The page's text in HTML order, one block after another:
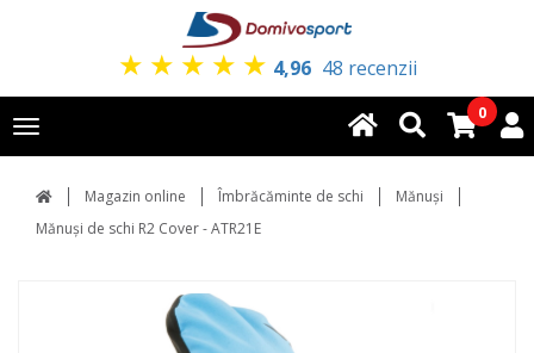
★ ★ ★ ★ ★ 4,96 48 recenzii
Toggle
navigation
0
Magazin online Îmbrăcăminte de schi
Mănuși
Mănuși de schi R2 Cover - ATR21E